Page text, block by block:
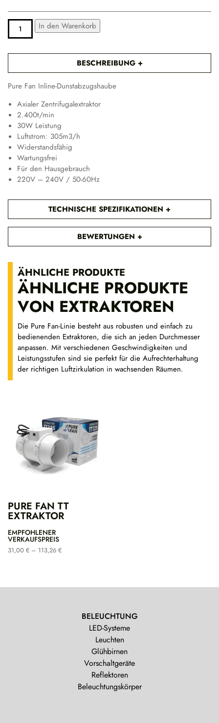
s
p
a
n
:
2
,
€
i
s
7
5
PURE
INLINE
In den Warenkorb ALTERNATIVE:
BESCHREIBUNG
Pure Fan Inline-Dunstabzugshaube
Axialer Zentrifugalextraktor
2.400t/min
30W Leistung
Luftstrom: 305m3/h
Widerstandsfähig
Wartungsfrei
Für den Hausgebrauch
220V – 240V / 50-60Hz
TECHNISCHE SPEZIFIKATIONEN
BEWERTUNGEN
ÄHNLICHE PRODUKTE
ÄHNLICHE PRODUKTE
VON EXTRAKTOREN
Die Pure Fan-Linie besteht aus robusten und einfach zu
bedienenden Extraktoren, die sich an jeden Durchmesser
anpassen. Mit verschiedenen Geschwindigkeiten und
Leistungsstufen sind sie perfekt für die Aufrechterhaltung
der richtigen Luftzirkulation in wachsenden Räumen.
PURE FAN TT
EXTRAKTOR
EMPFOHLENER
VERKAUFSPREIS
31,00 € – 113,26 €Preisspanne:
BELEUCHTUNG
LED-Systeme
Leuchten
Glühbirnen
Vorschaltgeräte
Reflektoren
Beleuchtungskörper